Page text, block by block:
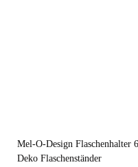
Mel-O-Design Flaschenhalter
Deko Flaschenständer